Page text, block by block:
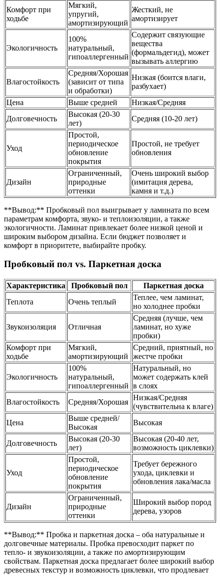
Комфорт при
ходьбе
Мягкий,
упругий,
амортизирующий
Жесткий, не
амортизирует
Экологичность
100%
натуральный,
гипоаллергенный
Содержит связующие
вещества
(формальдегид), может
вызывать аллергию
Влагостойкость
Средняя/Хорошая
(зависит от типа
и обработки)
Низкая (боится влаги,
разбухает)
Цена
Выше средней
Низкая/Средняя
Долговечность
Высокая (20-30
лет)
Средняя (10-20 лет)
Уход
Простой,
периодическое
обновление
покрытия
Простой, не требует
обновления
Дизайн
Ограниченный,
природные
оттенки
Очень широкий выбор
(имитация дерева,
камня и т.д.)
**Вывод:** Пробковый пол выигрывает у ламината по всем
параметрам комфорта, звуко- и теплоизоляции, а также
экологичности. Ламинат привлекает более низкой ценой и
широким выбором дизайна. Если бюджет позволяет и
комфорт в приоритете, выбирайте пробку.
Пробковый пол vs. Паркетная доска
Характеристика Пробковый пол
Паркетная доска
Теплота
Очень теплый
Теплее, чем ламинат,
но холоднее пробки
Звукоизоляция Отличная
Средняя (лучше, чем
ламинат, но хуже
пробки)
Комфорт при
ходьбе
Мягкий,
амортизирующий
Средний, приятный, но
жестче пробки
Экологичность
100%
натуральный,
гипоаллергенный
Натуральный, но
может содержать клей
в слоях
Влагостойкость
Средняя/Хорошая
Низкая/Средняя
(чувствительна к влаге)
Цена
Выше средней/
Высокая
Высокая
Долговечность
Высокая (20-30
лет)
Высокая (20-40 лет,
возможность циклевки)
Уход
Простой,
периодическое
обновление
покрытия
Требует бережного
ухода, циклевки и
обновления лака/масла
Дизайн
Ограниченный,
природные
оттенки
Широкий выбор пород
дерева, узоров
**Вывод:** Пробка и паркетная доска – оба натуральные и
долговечные материалы. Пробка превосходит паркет по
тепло- и звукоизоляции, а также по амортизирующим
свойствам. Паркетная доска предлагает более широкий выбор
древесных текстур и возможность циклевки, что продлевает